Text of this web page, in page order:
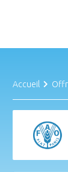
Accueil